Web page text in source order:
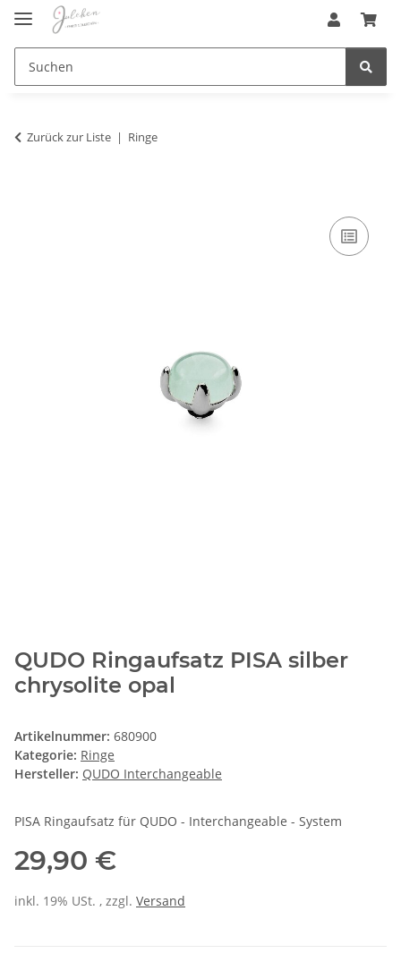
Zurück zur Liste Ringe
QUDO Ringaufsatz PISA silber
chrysolite opal
Artikelnummer: 680900
Kategorie: Ringe
Hersteller: QUDO Interchangeable
PISA Ringaufsatz für QUDO - Interchangeable - System
29,90 €
inkl. 19% USt. , zzgl. Versand